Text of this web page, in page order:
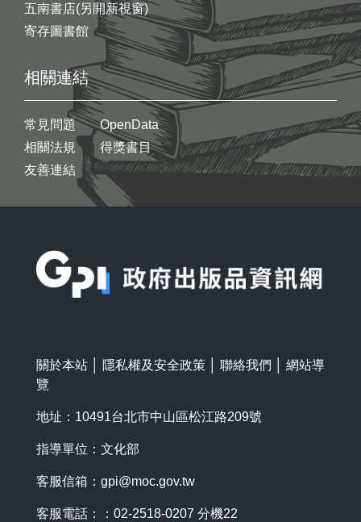
五南書店(另開新視窗)
寄存圖書館
相關連結
常見問題
相關法規
友善連結
OpenData
得獎書目
關於本站 隱私權及安全政策 聯絡我們
網站導
覽
地址：10491台北市中山區松江路209號
指導單位：文化部
客服信箱： gpi@moc.gov.tw
客服電話：：02-2518-0207 分機22